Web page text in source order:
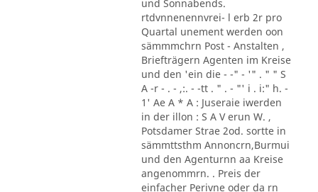
und Sonnabends.
rtdvnnenennvrei- l erb 2r pro
Quartal unement werden oon
sämmmchrn Post - Anstalten ,
Briefträgern Agenten im Kreise
und den 'ein die - -" - '" . " " S
A -r - . - ,:. - -tt . " . - "' i . i:" h. -
1' Ae A * A : Juseraie iwerden
in der illon : S A V erun W. ,
Potsdamer Strae 2od. sortte in
sämmttsthm Annoncrn,Burmui
und den Agenturnn aa Kreise
angenommrn. . Preis der
einfacher Perivne oder da rn